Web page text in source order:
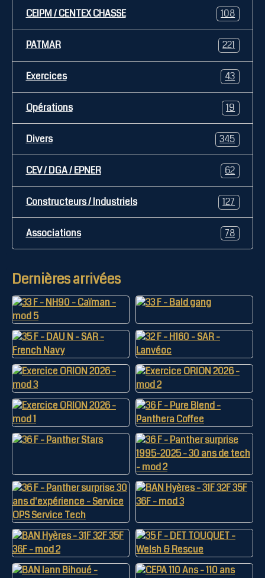
CEIPM / CENTEX CHASSE 108
PATMAR 221
Exercices 43
Opérations 19
Divers 345
CEV / DGA / EPNER 62
Constructeurs / Industriels 127
Associations 78
Dernières arrivées